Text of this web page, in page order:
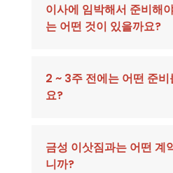
이사에 임박해서 준비해
는 어떤 것이 있을까요?
2 ~ 3주 전에는 어떤 준
요?
금성 이삿짐과는 어떤 계
니까?